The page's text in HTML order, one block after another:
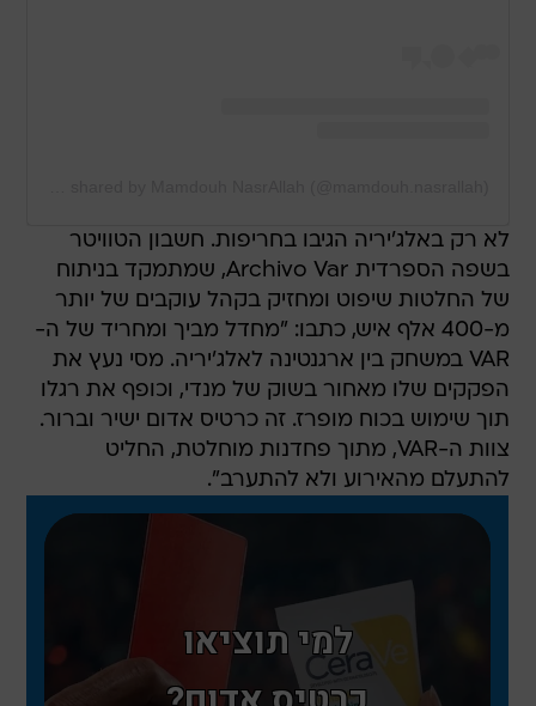
לא רק באלג'יריה הגיבו בחריפות. חשבון הטוויטר
בשפה הספרדית Archivo Var, שמתמקד בניתוח
של החלטות שיפוט ומחזיק בקהל עוקבים של יותר
מ-400 אלף איש, כתבו: "מחדל מביך ומחריד של ה-
VAR במשחק בין ארגנטינה לאלג'יריה. מסי נעץ את
הפקקים שלו מאחור בשוק של מנדי, וכופף את רגלו
תוך שימוש בכוח מופרז. זה כרטיס אדום ישיר וברור.
צוות ה-VAR, מתוך פחדנות מוחלטת, החליט
להתעלם מהאירוע ולא להתערב".